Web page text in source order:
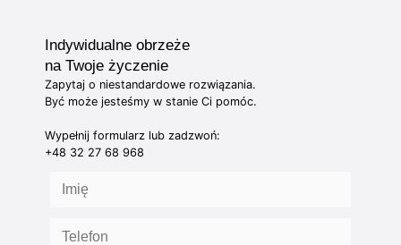
Indywidualne obrzeże
na Twoje życzenie
Zapytaj o niestandardowe rozwiązania.
Być może jesteśmy w stanie Ci pomóc.
Wypełnij formularz lub zadzwoń:
+48 32 27 68 968